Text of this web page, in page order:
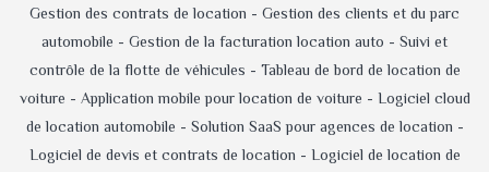
Gestion des contrats de location - Gestion des clients et du parc
automobile - Gestion de la facturation location auto - Suivi et
contrôle de la flotte de véhicules - Tableau de bord de location de
voiture - Application mobile pour location de voiture - Logiciel cloud
de location automobile - Solution SaaS pour agences de location -
Logiciel de devis et contrats de location - Logiciel de location de